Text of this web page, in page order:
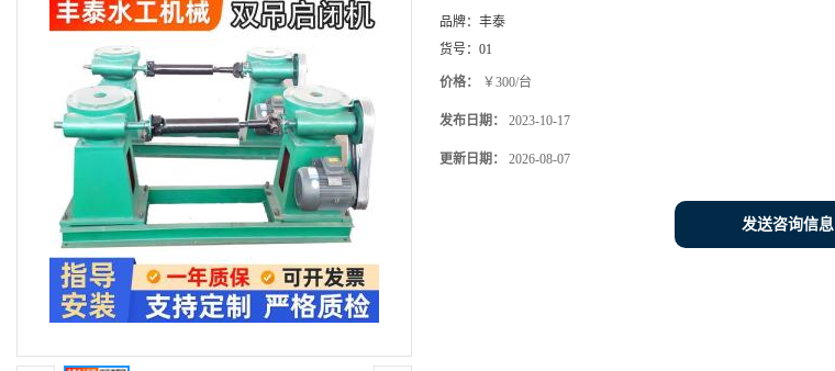
品牌： 丰泰
货号： 01
价格： ￥300/台
发布日期： 2023-10-17
更新日期： 2026-08-07
发送咨询信息